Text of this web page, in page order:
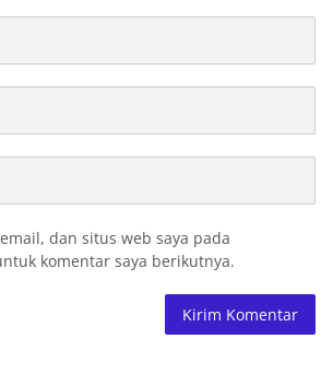
dan situs web saya pada
komentar saya berikutnya.